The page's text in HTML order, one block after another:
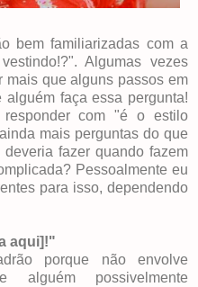
bem familiarizadas com a
Algumas vezes
mais que alguns passos em
faça essa pergunta!
responder com "é o estilo
mais perguntas do que
fazer quando fazem
Pessoalmente eu
para isso, dependendo
aqui]!"
porque não envolve
alguém possivelmente